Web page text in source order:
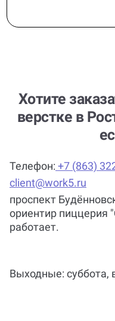
Хотите
верстке в
Телефон: +7 (863)
client@work5.ru
проспект
ориентир пиццерия
работает.
Выходные: суббота,